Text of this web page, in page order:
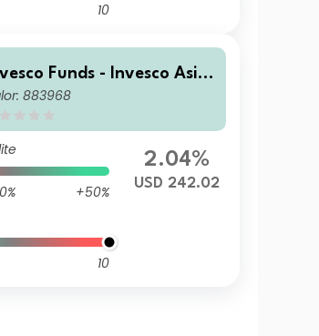
10
Funds - Invesco Asia
Equity Fund C
883968
0%
+50%
10
2.04%
USD 242.02